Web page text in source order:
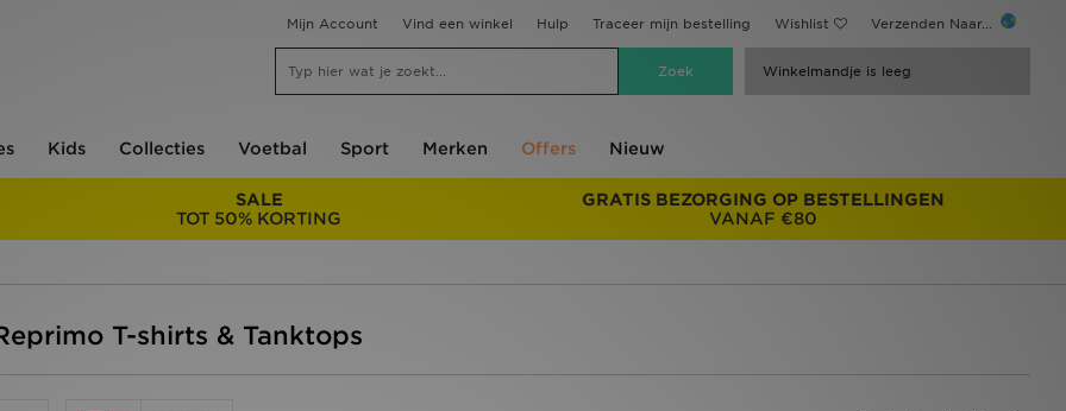
Mijn Account Vind een winkel Hulp Traceer mijn bestelling Wishlist Verzenden Naar...
Winkelmandje is leeg
Kids Collecties Voetbal Sport Merken Offers Nieuw
SALE
TOT 50% KORTING
GRATIS BEZORGING OP BESTELLINGEN
VANAF €80
T-shirts & Tanktops